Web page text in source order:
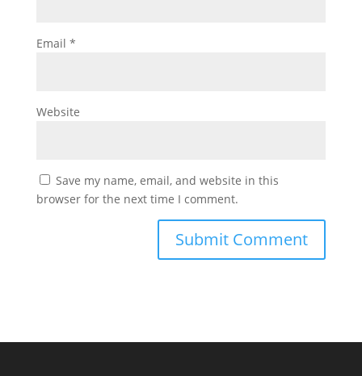
Email *
Website
Save my name, email, and website in this
browser for the next time I comment.